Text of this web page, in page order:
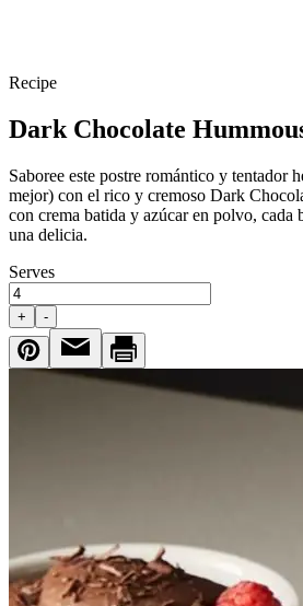
Recipe
Dark Chocolate
Saboree este postre romántico y tentador
mejor) con el rico y cremoso Dark
con crema batida y azúcar en polvo, cada
una delicia.
Serves
+ -